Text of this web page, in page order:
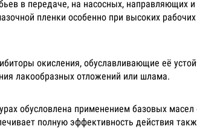
в передаче, на насосных, направляющих
пленки особенно при высоких
окисления, обуславливающие её
лакообразных отложений или шлама.
обусловлена применением базовых
полную эффективность действия